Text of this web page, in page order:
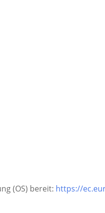
(OS) bereit: https://